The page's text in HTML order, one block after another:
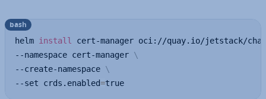
helm install
cert-manager oci://quay.io/jetstack/
--namespace cert-manager \
--create-namespace \
--set crds.enabled=true
bash